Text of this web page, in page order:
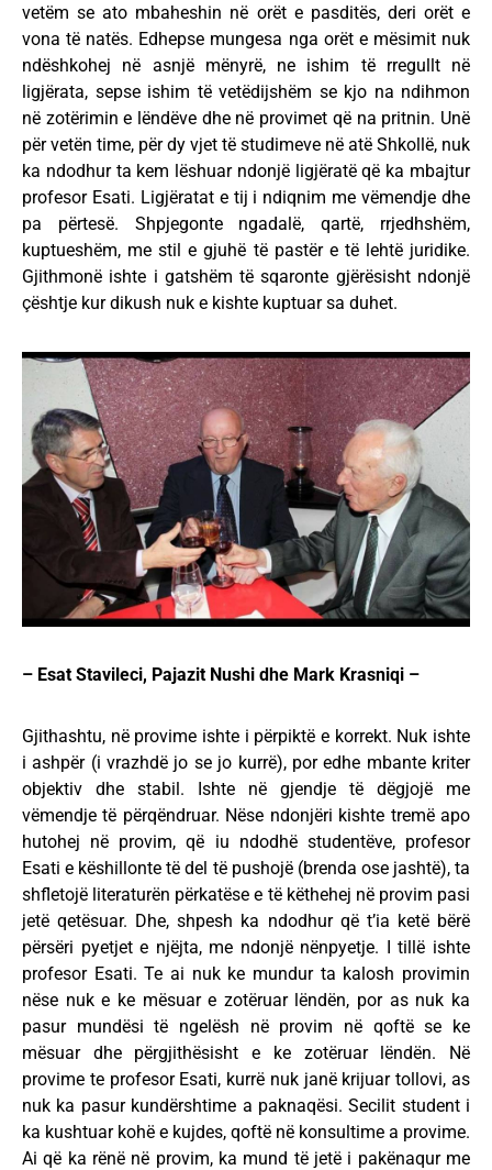
vetëm se ato mbaheshin në orët e pasditës, deri orët e
vona të natës. Edhepse mungesa nga orët e mësimit nuk
ndëshkohej në asnjë mënyrë, ne ishim të rregullt në
ligjërata, sepse ishim të vetëdijshëm se kjo na ndihmon
në zotërimin e lëndëve dhe në provimet që na pritnin. Unë
për vetën time, për dy vjet të studimeve në atë Shkollë, nuk
ka ndodhur ta kem lëshuar ndonjë ligjëratë që ka mbajtur
profesor Esati. Ligjëratat e tij i ndiqnim me vëmendje dhe
pa përtesë. Shpjegonte ngadalë, qartë, rrjedhshëm,
kuptueshëm, me stil e gjuhë të pastër e të lehtë juridike.
Gjithmonë ishte i gatshëm të sqaronte gjërësisht ndonjë
çështje kur dikush nuk e kishte kuptuar sa duhet.
– Esat Stavileci, Pajazit Nushi dhe Mark Krasniqi –
Gjithashtu, në provime ishte i përpiktë e korrekt. Nuk ishte
i ashpër (i vrazhdë jo se jo kurrë), por edhe mbante kriter
objektiv dhe stabil. Ishte në gjendje të dëgjojë me
vëmendje të përqëndruar. Nëse ndonjëri kishte tremë apo
hutohej në provim, që iu ndodhë studentëve, profesor
Esati e këshillonte të del të pushojë (brenda ose jashtë), ta
shfletojë literaturën përkatëse e të këthehej në provim pasi
jetë qetësuar. Dhe, shpesh ka ndodhur që t’ia ketë bërë
përsëri pyetjet e njëjta, me ndonjë nënpyetje. I tillë ishte
profesor Esati. Te ai nuk ke mundur ta kalosh provimin
nëse nuk e ke mësuar e zotëruar lëndën, por as nuk ka
pasur mundësi të ngelësh në provim në qoftë se ke
mësuar dhe përgjithësisht e ke zotëruar lëndën. Në
provime te profesor Esati, kurrë nuk janë krijuar tollovi, as
nuk ka pasur kundërshtime a paknaqësi. Secilit student i
ka kushtuar kohë e kujdes, qoftë në konsultime a provime.
Ai që ka rënë në provim, ka mund të jetë i pakënaqur me